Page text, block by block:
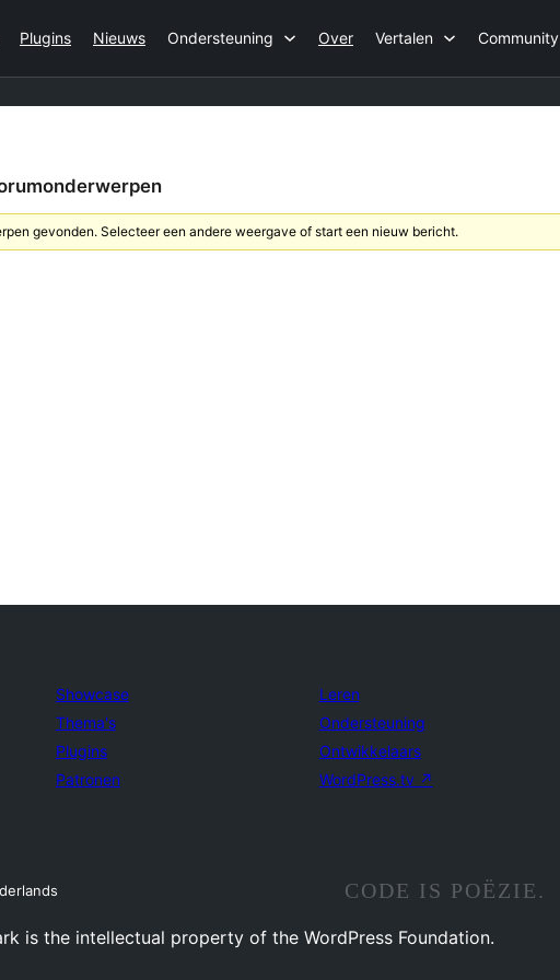
Plugins Nieuws Ondersteuning Over Vertalen Community
gevonden. Selecteer een andere weergave of start een nieuw bericht.
Showcase
Thema's
Plugins
Patronen
Leren
Ondersteuning
Ontwikkelaars
WordPress.tv ↗
CODE IS POËZIE.
is the intellectual property of the WordPress Foundation.